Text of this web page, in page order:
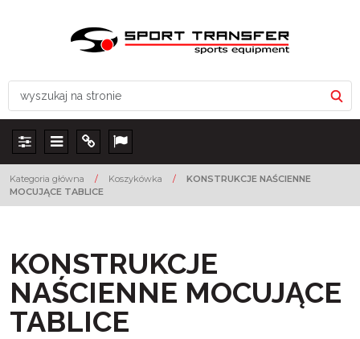
Panel Menu Info Lang
Kategoria główna / Koszykówka /
KONSTRUKCJE NAŚCIENNE
MOCUJĄCE TABLICE
KONSTRUKCJE
NAŚCIENNE MOCUJĄCE
TABLICE